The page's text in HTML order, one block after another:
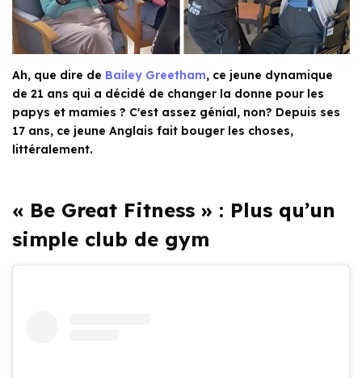
Ah, que dire de Bailey Greetham, ce jeune dynamique
de 21 ans qui a décidé de changer la donne pour les
papys et mamies ? C'est assez génial, non? Depuis ses
17 ans, ce jeune Anglais fait bouger les choses,
littéralement.
« Be Great Fitness » : Plus qu’un
simple club de gym